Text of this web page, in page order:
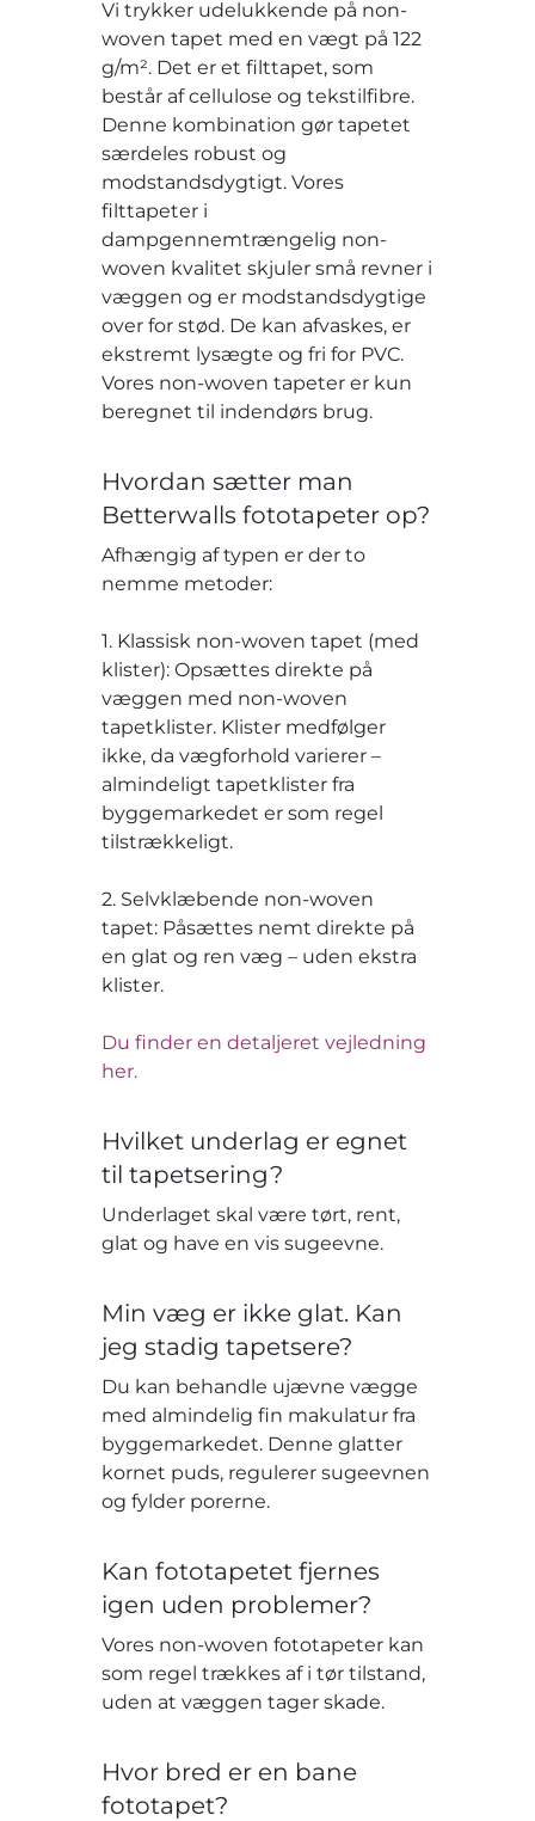
Vi trykker udelukkende på non-
woven tapet med en vægt på 122
g/m². Det er et filttapet, som
består af cellulose og tekstilfibre.
Denne kombination gør tapetet
særdeles robust og
modstandsdygtigt. Vores
filttapeter i
dampgennemtrængelig non-
woven kvalitet skjuler små revner i
væggen og er modstandsdygtige
over for stød. De kan afvaskes, er
ekstremt lysægte og fri for PVC.
Vores non-woven tapeter er kun
beregnet til indendørs brug.
Hvordan sætter man
Betterwalls fototapeter op?
Afhængig af typen er der to
nemme metoder:
1. Klassisk non-woven tapet (med
klister): Opsættes direkte på
væggen med non-woven
tapetklister. Klister medfølger
ikke, da vægforhold varierer –
almindeligt tapetklister fra
byggemarkedet er som regel
tilstrækkeligt.
2. Selvklæbende non-woven
tapet: Påsættes nemt direkte på
en glat og ren væg – uden ekstra
klister.
Du finder en detaljeret vejledning
her.
Hvilket underlag er egnet
til tapetsering?
Underlaget skal være tørt, rent,
glat og have en vis sugeevne.
Min væg er ikke glat. Kan
jeg stadig tapetsere?
Du kan behandle ujævne vægge
med almindelig fin makulatur fra
byggemarkedet. Denne glatter
kornet puds, regulerer sugeevnen
og fylder porerne.
Kan fototapetet fjernes
igen uden problemer?
Vores non-woven fototapeter kan
som regel trækkes af i tør tilstand,
uden at væggen tager skade.
Hvor bred er en bane
fototapet?